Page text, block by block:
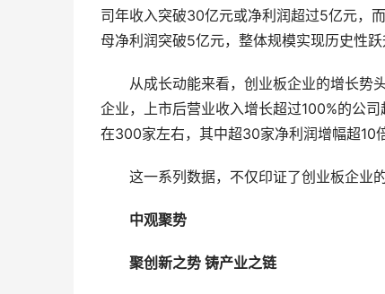
司年收入突破30亿元或净利润超过5亿元，
母净利润突破5亿元，整体规模实现历史性跃
从成长动能来看，创业板企业的增长势
企业，上市后营业收入增长超过100%的公
在300家左右，其中超30家净利润增幅超10倍
这一系列数据，不仅印证了创业板企业的
中观聚势
聚创新之势 铸产业之链